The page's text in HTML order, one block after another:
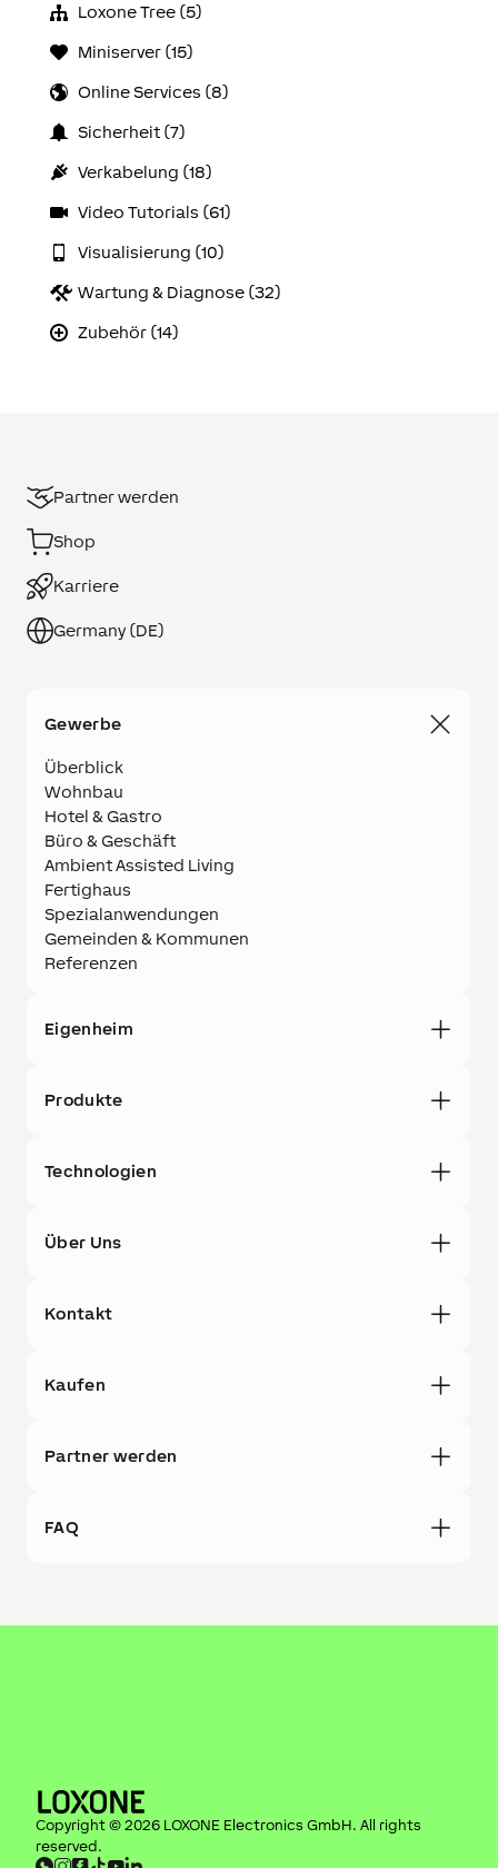
Loxone Tree (5)
Miniserver (15)
Online Services (8)
Sicherheit (7)
Verkabelung (18)
Video Tutorials (61)
Visualisierung (10)
Wartung & Diagnose (32)
Zubehör (14)
Partner werden
Shop
Karriere
Germany (DE)
Gewerbe
Überblick
Wohnbau
Hotel & Gastro
Büro & Geschäft
Ambient Assisted Living
Fertighaus
Spezialanwendungen
Gemeinden & Kommunen
Referenzen
Eigenheim
Produkte
Technologien
Über Uns
Kontakt
Kaufen
Partner werden
FAQ
Copyright © 2026 LOXONE Electronics GmbH. All rights
reserved.